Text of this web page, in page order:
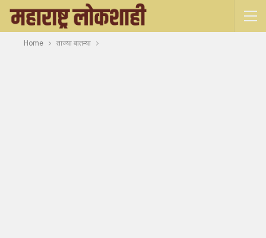
Home ताज्या बातम्या